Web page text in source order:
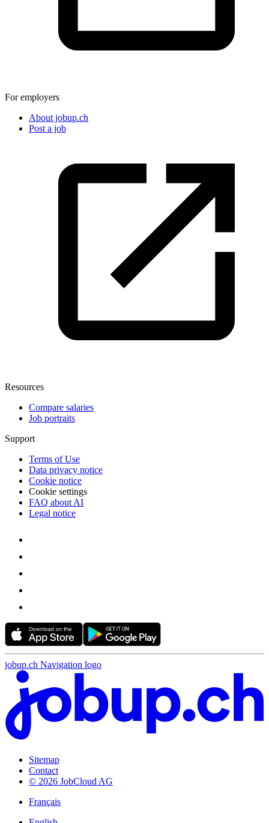
For employers
About jobup.ch
Post a job
Resources
Compare salaries
Job portraits
Support
Terms of Use
Data privacy notice
Cookie notice
Cookie settings
FAQ about AI
Legal notice
jobup.ch Navigation logo
Sitemap
Contact
© 2026 JobCloud AG
Français